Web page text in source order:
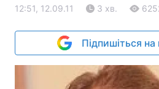
12:51, 12.09.11 3 хв.
Підпишіться